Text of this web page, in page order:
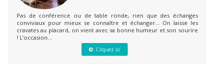
Pas de conférence ou de table ronde, rien que des échanges
conviviaux pour mieux se connaître et échanger… On laisse les
cravates au placard, on vient avec sa bonne humeur et son sourire
! L’occasion...
Cliquez ici